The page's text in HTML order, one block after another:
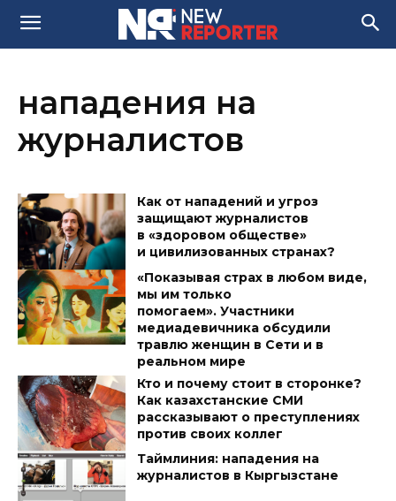
нападения на
журналистов
Как от нападений и угроз
защищают журналистов
в «здоровом обществе»
и цивилизованных странах?
«Показывая страх в любом виде,
мы им только
помогаем». Участники
медиадевичника обсудили
травлю женщин в Сети и в
реальном мире
Кто и почему стоит в сторонке?
Как казахстанские СМИ
рассказывают о преступлениях
против своих коллег
Таймлиния: нападения на
журналистов в Кыргызстане